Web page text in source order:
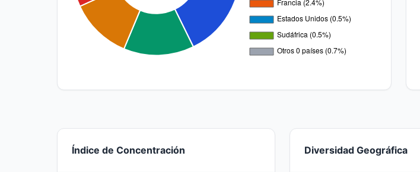
Índice de Concentración Diversidad Geográfica